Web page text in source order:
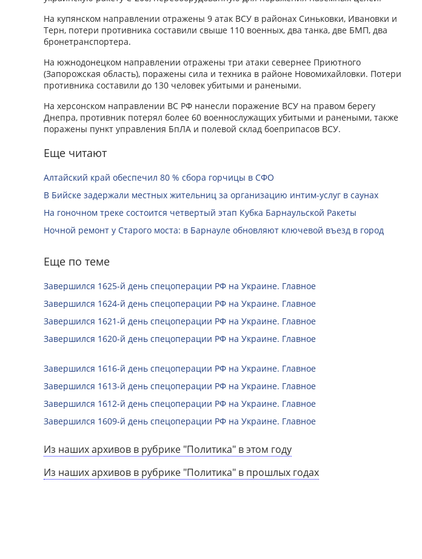
На купянском направлении отражены 9 атак ВСУ в районах Синьковки, Ивановки и
Терн, потери противника составили свыше 110 военных, два танка, две БМП, два
бронетранспортера.
На южнодонецком направлении отражены три атаки севернее Приютного
(Запорожская область), поражены сила и техника в районе Новомихайловки. Потери
противника составили до 130 человек убитыми и ранеными.
На херсонском направлении ВС РФ нанесли поражение ВСУ на правом берегу
Днепра, противник потерял более 60 военнослужащих убитыми и ранеными, также
поражены пункт управления БпЛА и полевой склад боеприпасов ВСУ.
Еще читают
Алтайский край обеспечил 80 % сбора горчицы в СФО
В Бийске задержали местных жительниц за организацию интим-услуг в саунах
На гоночном треке состоится четвертый этап Кубка Барнаульской Ракеты
Ночной ремонт у Старого моста: в Барнауле обновляют ключевой въезд в город
Еще по теме
Завершился 1625-й день спецоперации РФ на Украине. Главное
Завершился 1624-й день спецоперации РФ на Украине. Главное
Завершился 1621-й день спецоперации РФ на Украине. Главное
Завершился 1620-й день спецоперации РФ на Украине. Главное
Завершился 1616-й день спецоперации РФ на Украине. Главное
Завершился 1613-й день спецоперации РФ на Украине. Главное
Завершился 1612-й день спецоперации РФ на Украине. Главное
Завершился 1609-й день спецоперации РФ на Украине. Главное
Из наших архивов в рубрике "Политика" в этом году
Из наших архивов в рубрике "Политика" в прошлых годах